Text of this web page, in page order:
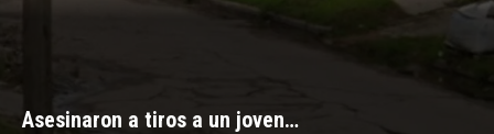
Asesinaron a tiros a un joven…